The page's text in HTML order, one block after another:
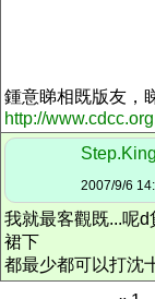
鍾意睇相既版友，
http://
Step.King
2007/9/6
我就最客觀既...呢
裙下
都最少都可以打沈